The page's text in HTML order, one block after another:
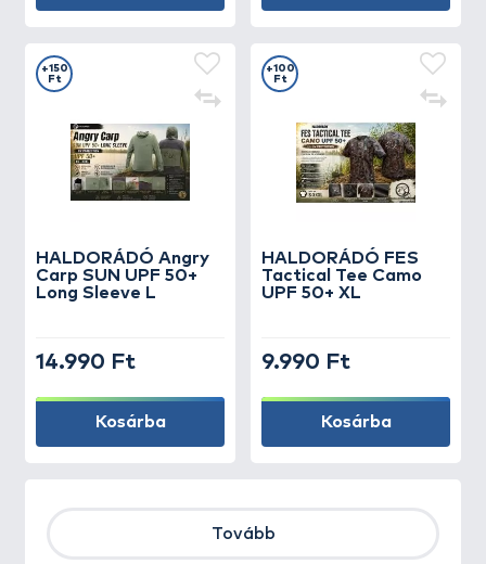
HALDORÁDÓ Angry
Carp SUN UPF 50+
Long Sleeve L
+150
Ft
14.990 Ft
Kosárba
HALDORÁDÓ FES
Tactical Tee Camo
UPF 50+ XL
+100
Ft
9.990 Ft
Kosárba
Tovább